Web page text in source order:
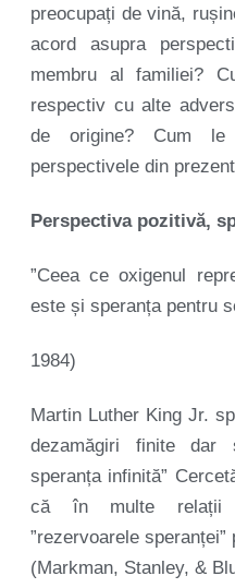
preocupați de vină,
acord asupra
membru al familiei?
respectiv cu alte
de origine? Cum le
perspectivele din
Perspectiva pozitivă,
”Ceea ce oxigenul
este și speranța pentru
1984)
Martin Luther King Jr.
dezamăgiri finite dar
speranța infinită”
că în multe relații
”rezervoarele
(Markman, Stanley, &